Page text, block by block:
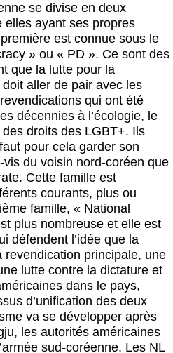
se divise en deux
elles ayant ses propres
est connue sous le
» ou « PD ». Ce sont des
que la lutte pour la
aller de pair avec les
qui ont été
décennies à l’écologie, le
droits des LGBT+. Ils
pour cela garder son
du voisin nord-coréen que
Cette famille est
courants, plus ou
famille, « National
plus nombreuse et elle est
défendent l’idée que la
revendication principale, une
lutte contre la dictature et
dans le pays,
d’unification des deux
va se développer après
les autorités américaines
sud-coréenne. Les NL